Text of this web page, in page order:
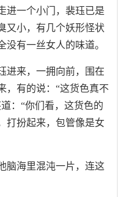
进一个小门，裴珏已是
又小，有几个妖形怪状
有一丝女人的味道。
进来，一拥向前，围在
，有的说：“这货色真不
：“你们看，这货色的
打扮起来，包管像是女
脑海里混沌一片，连这